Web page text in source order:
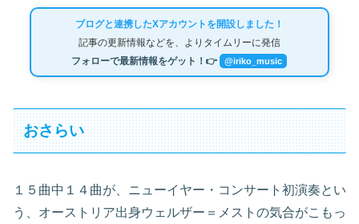
ブログと連携したXアカウントを開設しました！
記事の更新情報などを、よりタイムリーに発信
フォローで最新情報をゲット！👉
@iriko_music
おさらい
１５曲中１４曲が、ニューイヤー・コンサート初演奏とい
う、オーストリア出身ウェルザー＝メストの気合がこもっ